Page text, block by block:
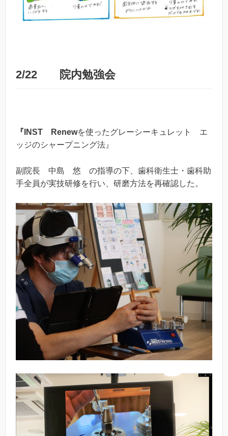
2/22 院内勉強会
『INST Renewを使ったグレーシーキュレット エ
ッジのシャープニング法』
副院長 中島 悠 の指導の下、歯科衛生士・歯科助
手全員が実技研修を行い、研磨方法を再確認した。